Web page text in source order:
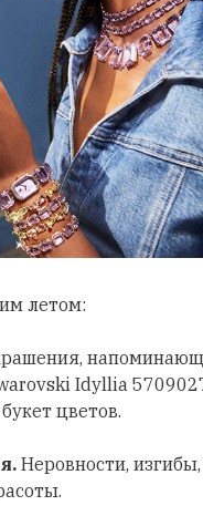
летом:
Idyllia
цветов.
Неровности,